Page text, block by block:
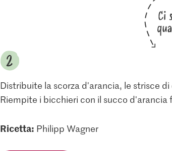
Ci
Distribuite la scorza d'arancia, le strisce
Riempite i bicchieri con il succo d'arancia
Ricetta: Philipp Wagner